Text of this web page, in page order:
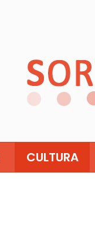
CULTURA